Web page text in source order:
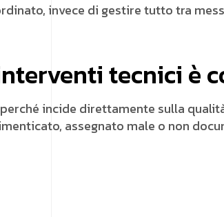
invece di gestire tutto tra
tecnici è
incide direttamente sulla
assegnato male o non